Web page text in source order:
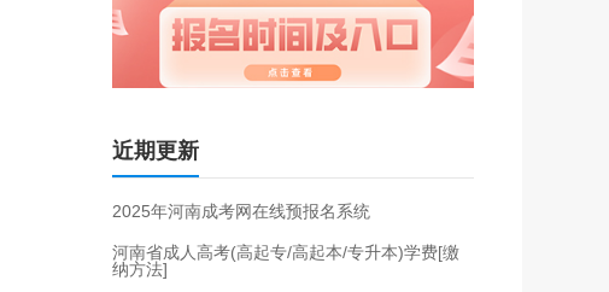
近期更新
2025年河南成考网在线预报名系统
河南省成人高考(高起专/高起本/专升本)学费[缴
纳方法]